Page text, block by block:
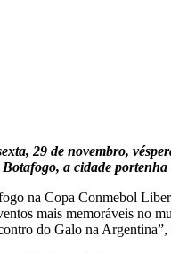
29 de novembro,
a cidade
na Copa Conmebol
mais memoráveis
do Galo na